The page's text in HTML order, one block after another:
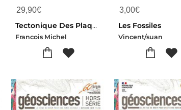
29,90€
Tectonique Des Plaques : Pourquoi Et Comment La Terre Bouge ?
Francois Michel
3,00€
Les Fossiles
Vincent/suan